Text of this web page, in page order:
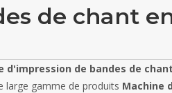
de chant en
d'impression de bandes de
large gamme de produits Machine